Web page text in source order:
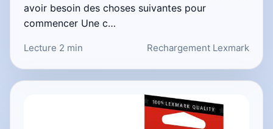
avoir besoin des choses suivantes pour
commencer Une c…
Lecture 2 min Rechargement Lexmark